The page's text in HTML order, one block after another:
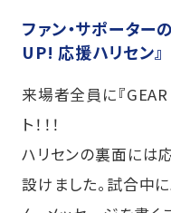
ファン・サポーター
UP! 応援ハリセン』
来場者全員に『
ト！！！
ハリセンの裏面には
設けました。試合中